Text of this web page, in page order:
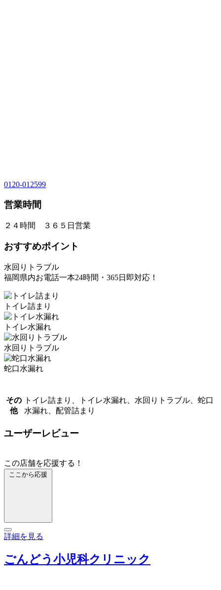
0120-012599
営業時間
２４時間 ３６５日営業
おすすめポイント
水回りトラブル
福岡県内お電話一本24時間・365日即対応！
トイレ詰まり
トイレ水漏れ
水回りトラブル
蛇口水漏れ
その
他
トイレ詰まり、トイレ水漏れ、水回りトラブル、蛇口
水漏れ、配管詰まり
ユーザーレビュー
この店舗を応援する！
ここから応援
詳細を見る
ごんどう小児科クリニック